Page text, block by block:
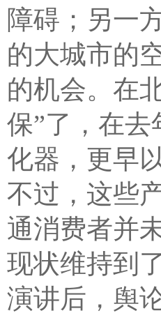
障碍；另一
的大城市的
的机会。在
保”了，在
化器，更早
不过，这些
通消费者并
现状维持到
演讲后，舆